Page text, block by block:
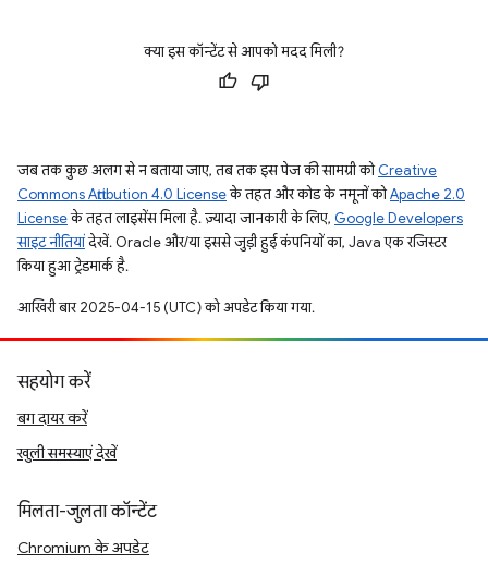
क्या इस कॉन्टेंट से आपको मदद मिली?
जब तक कुछ अलग से न बताया जाए, तब तक इस पेज की सामग्री कोCreative
Commons Attribution 4.0 Licenseके तहत और कोड के नमूनों कोApache 2.0
Licenseके तहत लाइसेंस मिला है. ज़्यादा जानकारी के लिए, Google Developers
साइट नीतियांदेखें. Oracle और/या इससे जुड़ी हुई कंपनियों का, Java एक रजिस्टर
किया हुआ ट्रेडमार्क है.
आखिरी बार 2025-04-15 (UTC) को अपडेट किया गया.
सहयोग करें
बग दायर करें
खुली समस्याएं देखें
मिलता-जुलता कॉन्टेंट
Chromium के अपडेट